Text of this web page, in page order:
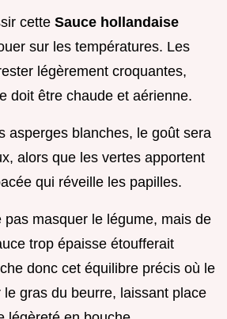
cette Sauce hollandaise
sur les températures. Les
légèrement croquantes,
doit être chaude et aérienne.
asperges blanches, le goût sera
alors que les vertes apportent
qui réveille les papilles.
pas masquer le légume, mais de
trop épaisse étoufferait
donc cet équilibre précis où le
gras du beurre, laissant place